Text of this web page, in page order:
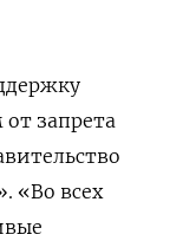
запрета
«Во всех